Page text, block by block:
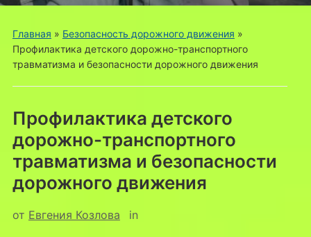
меню
Главная » Безопасность дорожного движения »
Профилактика детского дорожно-транспортного
травматизма и безопасности дорожного движения
Профилактика детского
дорожно-транспортного
травматизма и безопасности
дорожного движения
от Евгения Козлова in